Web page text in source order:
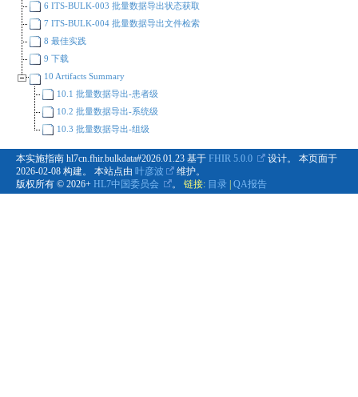
6 ITS-BULK-003 批量数据导出状态获取
7 ITS-BULK-004 批量数据导出文件检索
8 最佳实践
9 下载
10 Artifacts Summary
10.1 批量数据导出-患者级
10.2 批量数据导出-系统级
10.3 批量数据导出-组级
本实施指南 hl7cn.fhir.bulkdata#2026.01.23 基于 FHIR 5.0.0
设计。 本页面于
2026-02-08 构建。 本站点由 叶彦波
维护。
版权所有 © 2026+ HL7中国委员会 。 链接: 目录 QA报告